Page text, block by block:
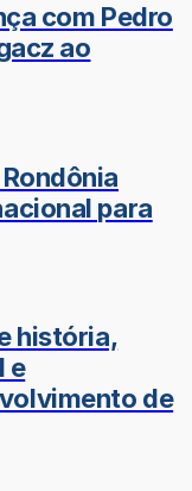
com Pedro
ao
para
história,
e
de